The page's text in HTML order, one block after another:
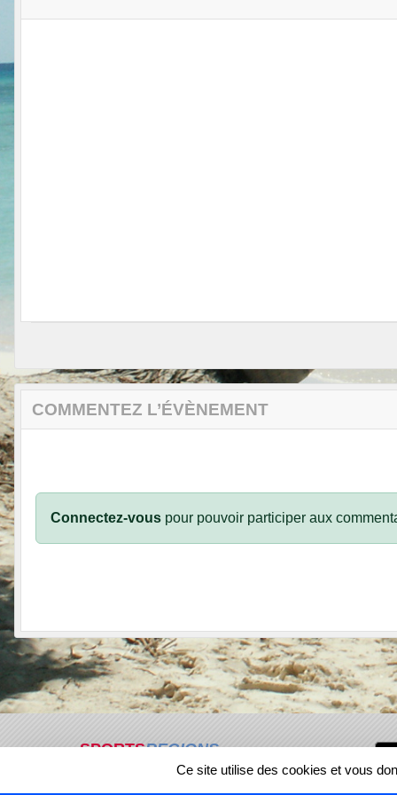
COMMENTEZ L’ÉVÈNEMENT
Connectez-vous pour pouvoir participer aux
SPORTSREGIONS
visites
Ce site utilise des cookies et vous